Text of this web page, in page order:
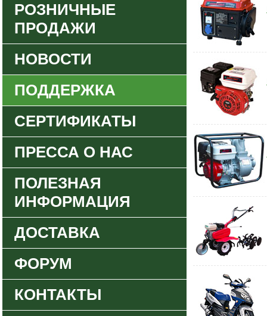
РОЗНИЧНЫЕ
ПРОДАЖИ
НОВОСТИ
ПОДДЕРЖКА
СЕРТИФИКАТЫ
ПРЕССА О НАС
ПОЛЕЗНАЯ
ИНФОРМАЦИЯ
ДОСТАВКА
ФОРУМ
КОНТАКТЫ